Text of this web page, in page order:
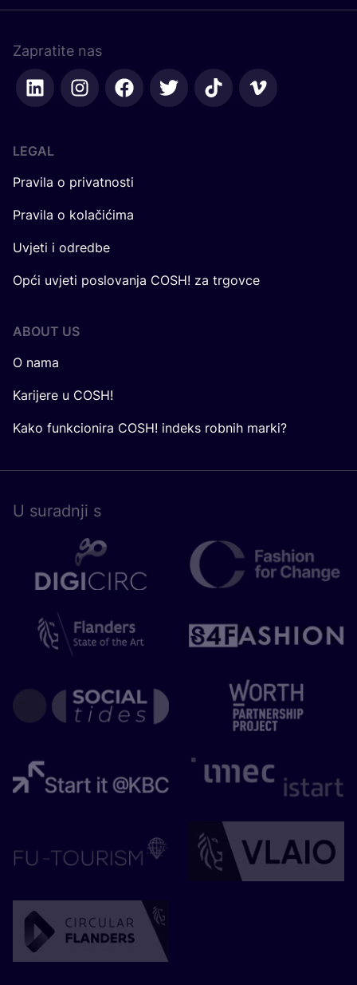
Zapratite nas
LEGAL
Pravila o privatnosti
Pravila o kolačićima
Uvjeti i odredbe
Opći uvjeti poslovanja COSH! za trgovce
ABOUT US
O nama
Karijere u COSH!
Kako funkcionira COSH! indeks robnih marki?
U surad­nji s